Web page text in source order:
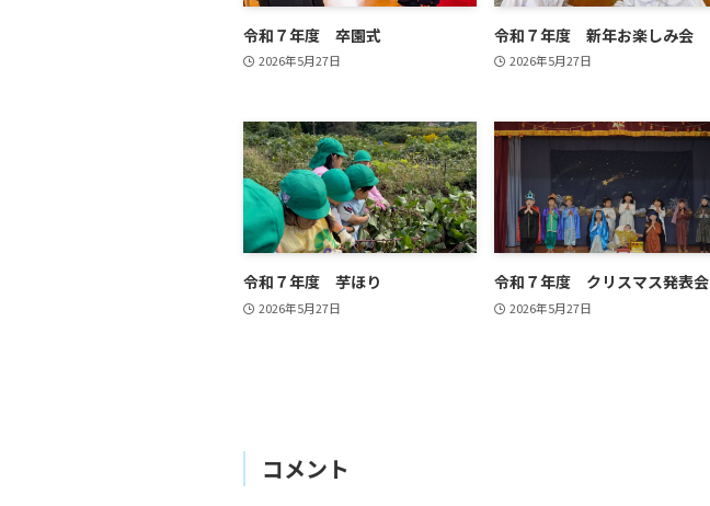
令和７年度 卒園式
2026年5月27日
令和７年度 新年お楽しみ会
2026年5月27日
令和７年度 芋ほり
2026年5月27日
令和７年度 クリスマス発表会
2026年5月27日
コメント